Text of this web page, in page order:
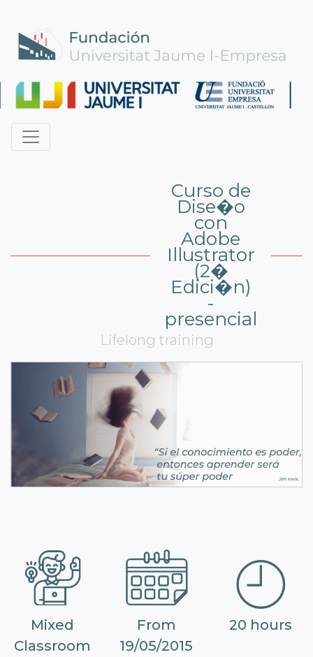
Curso de
Dise�o
con
Adobe
Illustrator
(2�
Edici�n)
-
presencial
Lifelong training
Mixed
Classroom
From
19/05/2015
20 hours